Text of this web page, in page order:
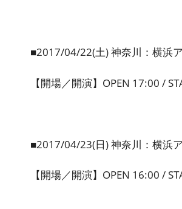
■2017/04/22(土) 神奈川：横浜
【開場／開演】OPEN 17:00 /
■2017/04/23(日) 神奈川：横浜
【開場／開演】OPEN 16:00 /